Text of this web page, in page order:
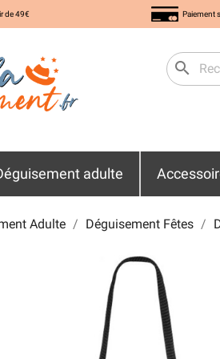
de 49€ Paiement
search
adulte
Adulte Déguisement Fêtes